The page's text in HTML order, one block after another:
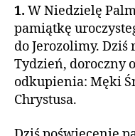
1. W Niedzielę
pamiątkę
do Jerozolimy.
Tydzień, doroczny
odkupienia: Męki
Chrystusa.